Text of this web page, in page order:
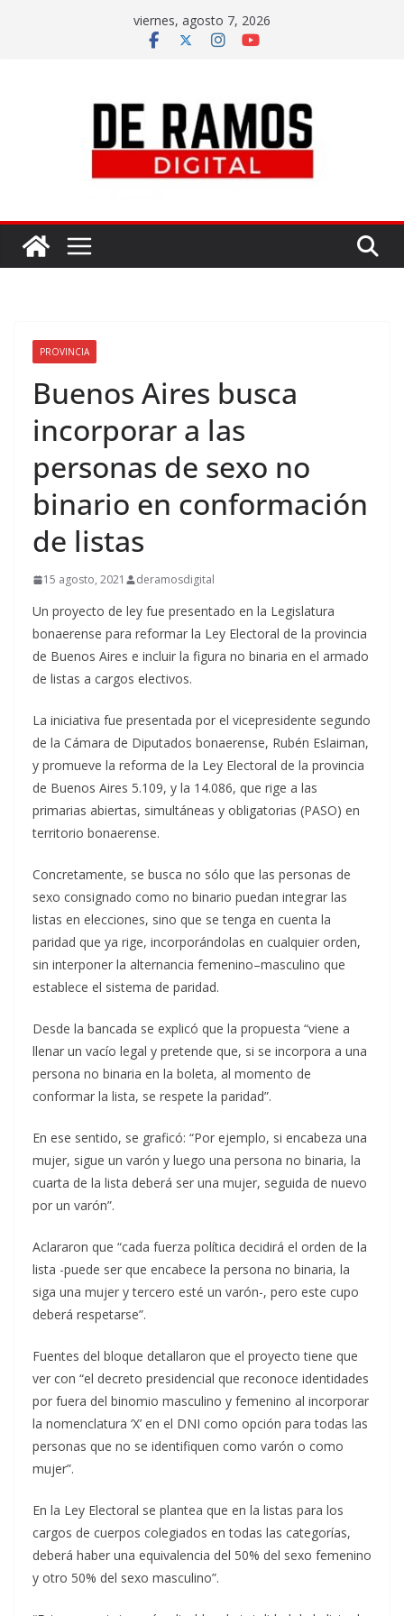
viernes, agosto 7, 2026
PROVINCIA
Buenos Aires busca
incorporar a las
personas de sexo no
binario en conformación
de listas
15 agosto, 2021 deramosdigital
Un proyecto de ley fue presentado en la Legislatura
bonaerense para reformar la Ley Electoral de la provincia
de Buenos Aires e incluir la figura no binaria en el armado
de listas a cargos electivos.
La iniciativa fue presentada por el vicepresidente segundo
de la Cámara de Diputados bonaerense, Rubén Eslaiman,
y promueve la reforma de la Ley Electoral de la provincia
de Buenos Aires 5.109, y la 14.086, que rige a las
primarias abiertas, simultáneas y obligatorias (PASO) en
territorio bonaerense.
Concretamente, se busca no sólo que las personas de
sexo consignado como no binario puedan integrar las
listas en elecciones, sino que se tenga en cuenta la
paridad que ya rige, incorporándolas en cualquier orden,
sin interponer la alternancia femenino–masculino que
establece el sistema de paridad.
Desde la bancada se explicó que la propuesta “viene a
llenar un vacío legal y pretende que, si se incorpora a una
persona no binaria en la boleta, al momento de
conformar la lista, se respete la paridad”.
En ese sentido, se graficó: “Por ejemplo, si encabeza una
mujer, sigue un varón y luego una persona no binaria, la
cuarta de la lista deberá ser una mujer, seguida de nuevo
por un varón”.
Aclararon que “cada fuerza política decidirá el orden de la
lista -puede ser que encabece la persona no binaria, la
siga una mujer y tercero esté un varón-, pero este cupo
deberá respetarse”.
Fuentes del bloque detallaron que el proyecto tiene que
ver con “el decreto presidencial que reconoce identidades
por fuera del binomio masculino y femenino al incorporar
la nomenclatura ‘X’ en el DNI como opción para todas las
personas que no se identifiquen como varón o como
mujer”.
En la Ley Electoral se plantea que en la listas para los
cargos de cuerpos colegiados en todas las categorías,
deberá haber una equivalencia del 50% del sexo femenino
y otro 50% del sexo masculino”.